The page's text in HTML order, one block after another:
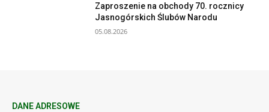
Zaproszenie na obchody 70. rocznicy
Jasnogórskich Ślubów Narodu
05.08.2026
DANE ADRESOWE